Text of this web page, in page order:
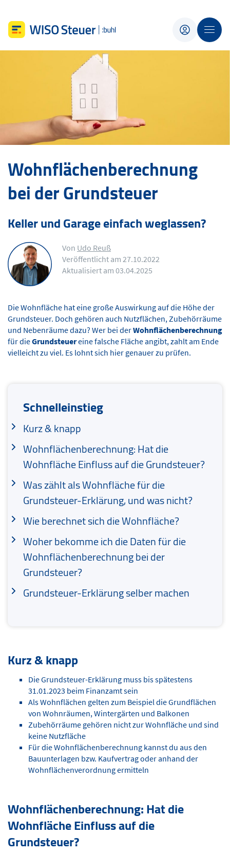
Wohnflächenberechnung
bei der Grundsteuer
Keller und Garage einfach weglassen?
Von Udo Reuß
Veröffentlicht am 27.10.2022
Aktualisiert am 03.04.2025
Die Wohnfläche hat eine große Auswirkung auf die Höhe der
Grundsteuer. Doch gehören auch Nutzflächen, Zubehörräume
und Nebenräume dazu? Wer bei derWohnflächenberechnung
für dieGrundsteuereine falsche Fläche angibt, zahlt am Ende
vielleicht zu viel. Es lohnt sich hier genauer zu prüfen.
Schnelleinstieg
Kurz & knapp
Wohnflächenberechnung: Hat die
Wohnfläche Einfluss auf die Grundsteuer?
Was zählt als Wohnfläche für die
Grundsteuer-Erklärung, und was nicht?
Wie berechnet sich die Wohnfläche?
Woher bekomme ich die Daten für die
Wohnflächenberechnung bei der
Grundsteuer?
Grundsteuer-Erklärung selber machen
Kurz & knapp
Die Grundsteuer-Erklärung muss bis spätestens
31.01.2023 beim Finanzamt sein
Als Wohnflächen gelten zum Beispiel die Grundflächen
von Wohnräumen, Wintergärten und Balkonen
Zubehörräume gehören nicht zur Wohnfläche und sind
keine Nutzfläche
Für die Wohnflächenberechnung kannst du aus den
Bauunterlagen bzw. Kaufvertrag oder anhand der
Wohnflächenverordnung ermitteln
Wohnflächenberechnung: Hat die
Wohnfläche Einfluss auf die
Grundsteuer?